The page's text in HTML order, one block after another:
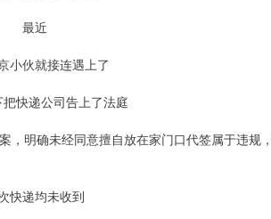
最近
小伙就接连遇上了
快递公司告上了法庭
，明确未经同意擅自放在家门口代签属于违规
快递均未收到